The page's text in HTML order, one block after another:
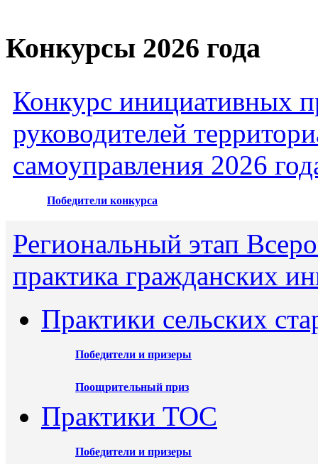
Конкурсы 2026 года
Конкурс инициативных
руководителей
самоуправления 2026
Победители конкурса
Региональный этап
практика гражданских
Практики сельских
Победители и призеры
Поощрительный приз
Практики ТОС
Победители и призеры